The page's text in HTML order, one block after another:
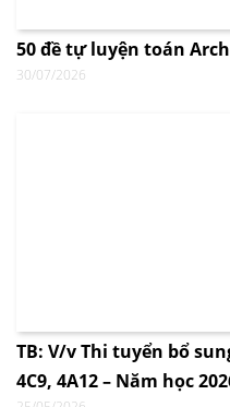
50 đề tự luyện toán
30/07/2026
TB: V/v Thi tuyển bổ
4C9, 4A12 – Năm học